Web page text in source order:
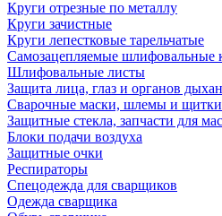
Круги отрезные по металлу
Круги зачистные
Круги лепестковые тарельчатые
Самозацепляемые шлифовальные
Шлифовальные листы
Защита лица, глаз и органов
Сварочные маски, шлемы и щитки
Защитные стекла, запчасти для
Блоки подачи воздуха
Защитные очки
Респираторы
Спецодежда для сварщиков
Одежда сварщика